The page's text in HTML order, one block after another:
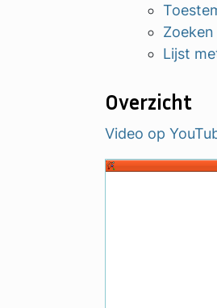
Zoeken
Lijst
Overzicht
Video op